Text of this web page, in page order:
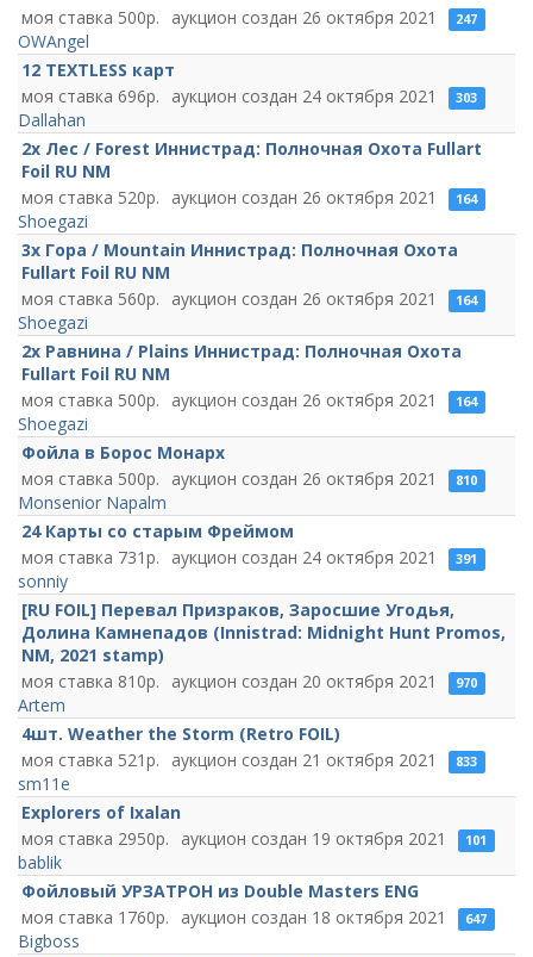
500
26 октября 2021 247
OWAngel
12 TEXTLESS карт
696
24 октября 2021 303
Dallahan
2x Лес / Forest Иннистрад: Полночная Охота Fullart
Foil RU NM
520
26 октября 2021 164
Shoegazi
3x Гора / Mountain Иннистрад: Полночная Охота
Fullart Foil RU NM
560
26 октября 2021 164
Shoegazi
2x Равнина / Plains Иннистрад: Полночная Охота
Fullart Foil RU NM
500
26 октября 2021 164
Shoegazi
Фойла в Борос Монарх
500
26 октября 2021 810
Monsenior Napalm
24 Карты со старым Фреймом
731
24 октября 2021 391
sonniy
[RU FOIL] Перевал Призраков, Заросшие Угодья,
Долина Камнепадов (Innistrad: Midnight Hunt Promos,
NM, 2021 stamp)
810
20 октября 2021 970
Artem
4шт. Weather the Storm (Retro FOIL)
521
21 октября 2021 833
sm11e
Explorers of Ixalan
2950
19 октября 2021 101
bablik
Фойловый УРЗАТРОН из Double Masters ENG
1760
18 октября 2021 647
Bigboss